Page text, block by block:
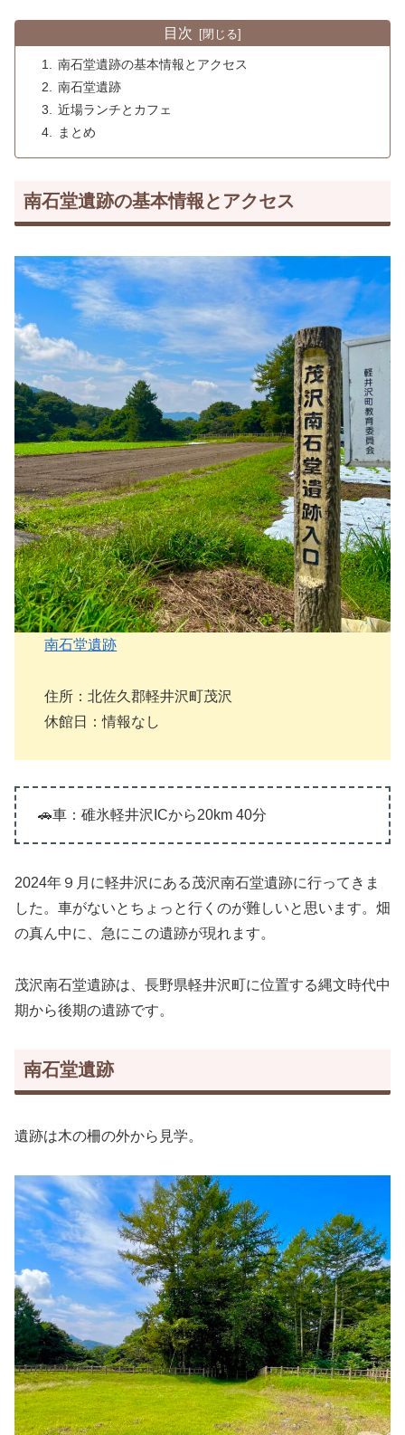
目次
南石堂遺跡の基本情報とアクセス
南石堂遺跡
近場ランチとカフェ
まとめ
南石堂遺跡の基本情報とアクセス
南石堂遺跡
住所：北佐久郡軽井沢町茂沢
休館日：情報なし
🚗車：碓氷軽井沢ICから20km 40分
2024年９月に軽井沢にある茂沢南石堂遺跡に行ってきま
した。車がないとちょっと行くのが難しいと思います。畑
の真ん中に、急にこの遺跡が現れます。
茂沢南石堂遺跡は、長野県軽井沢町に位置する縄文時代中
期から後期の遺跡です。
南石堂遺跡
遺跡は木の柵の外から見学。